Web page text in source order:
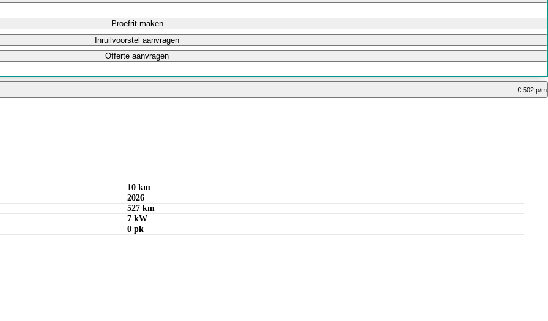
Proefrit maken
Inruilvoorstel aanvragen
Offerte aanvragen
€ 502 p/m
10 km
2026
527 km
7 kW
0 pk